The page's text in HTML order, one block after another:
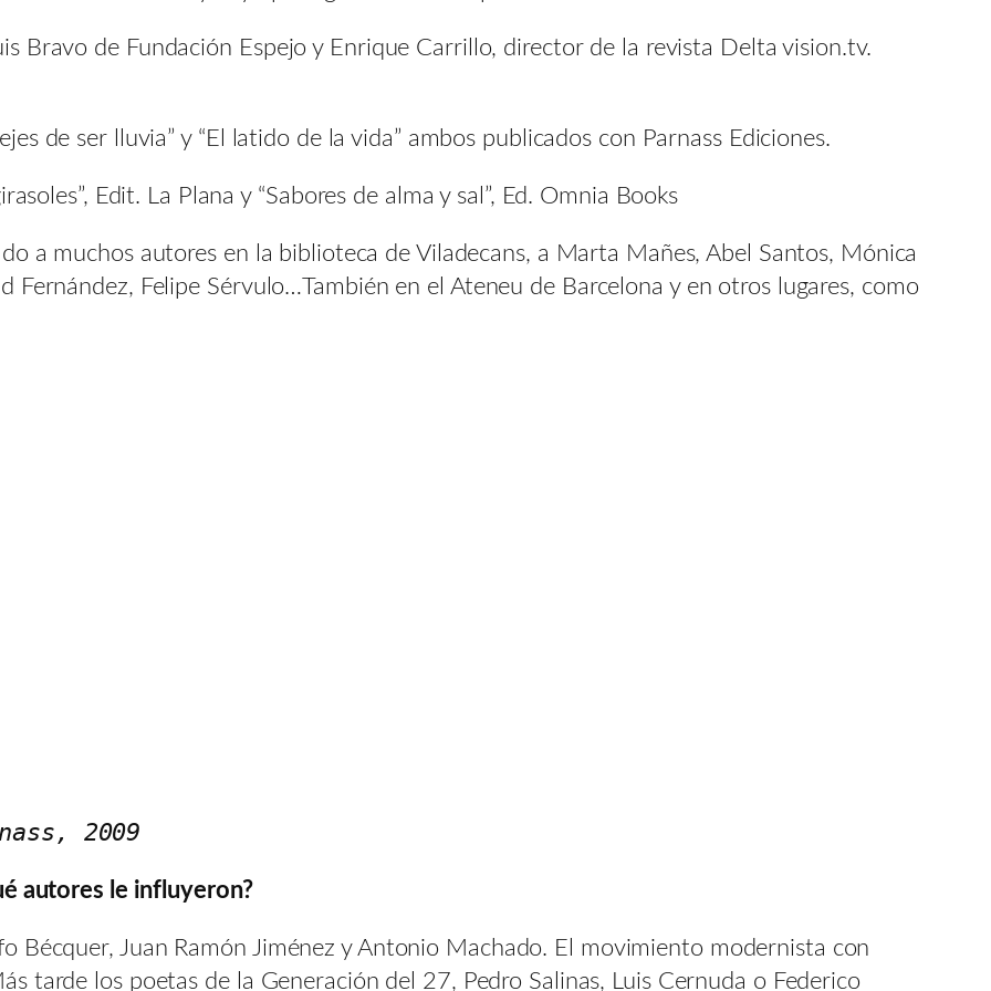
Bravo de Fundación Espejo y Enrique Carrillo, director de la revista Delta vision.tv.
de ser lluvia” y “El latido de la vida” ambos publicados con Parnass Ediciones.
Edit. La Plana y “Sabores de alma y sal”, Ed. Omnia Books
a muchos autores en la biblioteca de Viladecans, a Marta Mañes, Abel Santos, Mónica
Fernández, Felipe Sérvulo…También en el Ateneu de Barcelona y en otros lugares, como
2009
autores le influyeron?
Bécquer, Juan Ramón Jiménez y Antonio Machado. El movimiento modernista con
tarde los poetas de la Generación del 27, Pedro Salinas, Luis Cernuda o Federico